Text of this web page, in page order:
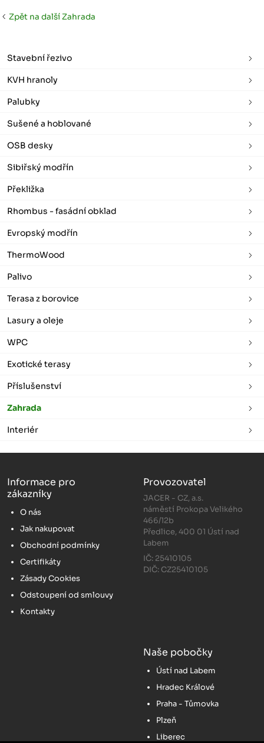
Zpět na další Zahrada
Stavební řezivo
KVH hranoly
Palubky
Sušené a hoblované
OSB desky
Sibiřský modřín
Překližka
Rhombus - fasádní obklad
Evropský modřín
ThermoWood
Palivo
Terasa z borovice
Lasury a oleje
WPC
Exotické terasy
Příslušenství
Zahrada
Interiér
Informace pro
zákazníky
O nás
Jak nakupovat
Obchodní podmínky
Certifikáty
Zásady Cookies
Odstoupení od smlouvy
Kontakty
Provozovatel
JACER - CZ, a.s.
náměstí Prokopa Velikého
466/12b
Předlice, 400 01 Ústí nad
Labem
IČ: 25410105
DIČ: CZ25410105
Naše pobočky
Ústí nad Labem
Hradec Králové
Praha - Tůmovka
Plzeň
Liberec